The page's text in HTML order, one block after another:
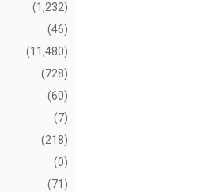
(1,232)
(46)
(11,480)
(728)
(60)
(7)
(218)
(0)
(71)